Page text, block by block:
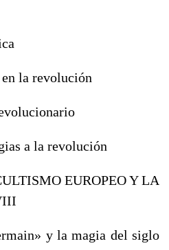
la revolución
a la revolución
EUROPEO Y LA
y la magia del siglo